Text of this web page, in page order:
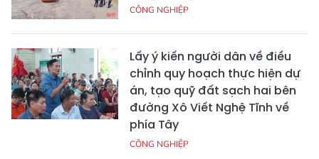
CÔNG NGHIỆP
Lấy ý kiến người dân về điều
chỉnh quy hoạch thực hiện dự
án, tạo quỹ đất sạch hai bên
đường Xô Viết Nghệ Tĩnh về
phía Tây
CÔNG NGHIỆP